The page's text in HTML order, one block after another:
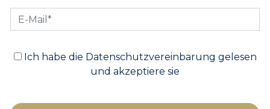
Ich habe die Datenschutzvereinbarung gelesen
und akzeptiere sie